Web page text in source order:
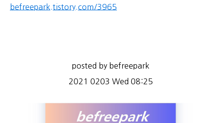
befreepark.tistory.com/3965
posted by befreepark
2021 0203 Wed 08:25